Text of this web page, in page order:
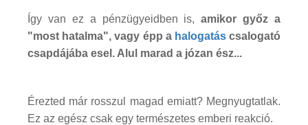
Így van ez a pénzügyeidben is,amikor győz a
"most hatalma", vagy épp a halogatáscsalogató
csapdájába esel. Alul marad a józan ész...
Érezted már rosszul magad emiatt? Megnyugtatlak.
Ez az egész csak egy természetes emberi reakció.